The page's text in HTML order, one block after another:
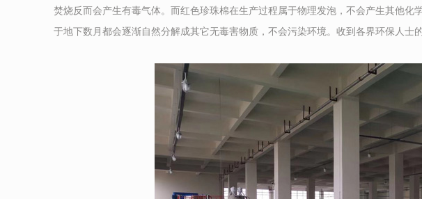
焚烧反而会产生有毒气体。而红色珍珠棉在生产过程属于物理发泡，不会产生其他化
于地下数月都会逐渐自然分解成其它无毒害物质，不会污染环境。收到各界环保人士